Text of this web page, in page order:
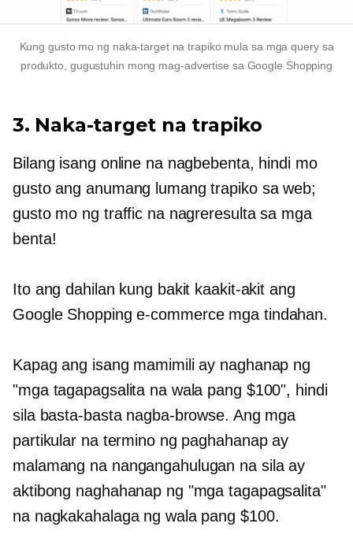
Kung gusto mo ng naka-target na trapiko mula sa mga query sa
produkto, gugustuhin mong mag-advertise sa Google Shopping
3. Naka-target na trapiko
Bilang isang online na nagbebenta, hindi mo
gusto ang anumang lumang trapiko sa web;
gusto mo ng traffic na nagreresulta sa mga
benta!
Ito ang dahilan kung bakit kaakit-akit ang
Google Shoppinge-commercemga tindahan.
Kapag ang isang mamimili ay naghanap ng
"mga tagapagsalita na wala pang $100", hindi
sila basta-basta nagba-browse. Ang mga
partikular na termino ng paghahanap ay
malamang na nangangahulugan na sila ay
aktibong naghahanap ng "mga tagapagsalita"
na nagkakahalaga ng wala pang $100.